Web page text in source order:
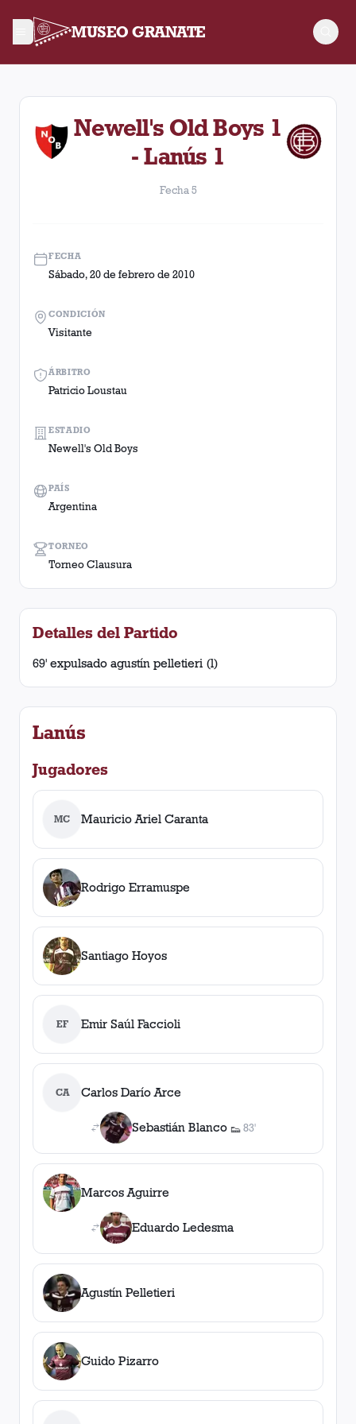
MUSEO GRANATE
Fecha 5. Partido entre Lanús y Newell's Old Boys
Newell's Old Boys 1
- Lanús 1
Fecha 5
FECHA
Sábado, 20 de febrero de 2010
ÁRBITRO
Patricio Loustau
TORNEO
Torneo Clausura
CONDICIÓN
Visitante
ESTADIO
Newell's Old Boys
PAÍS
Argentina
Detalles del Partido
69' expulsado agustín pelletieri (l)
Lanús
Jugadores
MC Mauricio Ariel Caranta
Rodrigo Erramuspe
Santiago Hoyos
EF Emir Saúl Faccioli
CA Carlos Darío Arce
Sebastián Blanco 👟
1asistencia
83'
Marcos Aguirre
Eduardo Ledesma
Agustín Pelletieri
Guido Pizarro